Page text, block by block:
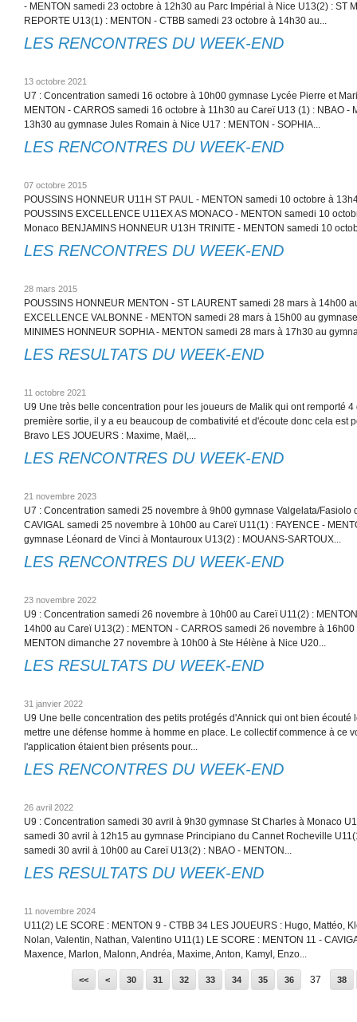
- MENTON samedi 23 octobre à 12h30 au Parc Impérial à Nice U13(2) : ST
REPORTE U13(1) : MENTON - CTBB samedi 23 octobre à 14h30 au...
LES RENCONTRES DU WEEK-END
13 octobre 2021
U7 : Concentration samedi 16 octobre à 10h00 gymnase Lycée Pierre et
MENTON - CARROS samedi 16 octobre à 11h30 au Careï U13 (1) : NBAO -
13h30 au gymnase Jules Romain à Nice U17 : MENTON - SOPHIA...
LES RENCONTRES DU WEEK-END
07 octobre 2015
POUSSINS HONNEUR U11H ST PAUL - MENTON samedi 10 octobre à
POUSSINS EXCELLENCE U11EX AS MONACO - MENTON samedi 10
Monaco BENJAMINS HONNEUR U13H TRINITE - MENTON samedi 10
LES RENCONTRES DU WEEK-END
28 mars 2015
POUSSINS HONNEUR MENTON - ST LAURENT samedi 28 mars à 14h00
EXCELLENCE VALBONNE - MENTON samedi 28 mars à 15h00 au
MINIMES HONNEUR SOPHIA - MENTON samedi 28 mars à 17h30 au
LES RESULTATS DU WEEK-END
11 octobre 2021
U9 Une très belle concentration pour les joueurs de Malik qui ont remporté
première sortie, il y a eu beaucoup de combativité et d'écoute donc cela est
Bravo LES JOUEURS : Maxime, Maël,...
LES RENCONTRES DU WEEK-END
21 novembre 2023
U7 : Concentration samedi 25 novembre à 9h00 gymnase Valgelata/Fasiolo
CAVIGAL samedi 25 novembre à 10h00 au Careï U11(1) : FAYENCE -
gymnase Léonard de Vinci à Montauroux U13(2) : MOUANS-SARTOUX...
LES RENCONTRES DU WEEK-END
23 novembre 2022
U9 : Concentration samedi 26 novembre à 10h00 au Careï U11(2) :
14h00 au Careï U13(2) : MENTON - CARROS samedi 26 novembre à
MENTON dimanche 27 novembre à 10h00 à Ste Hélène à Nice U20...
LES RESULTATS DU WEEK-END
31 janvier 2022
U9 Une belle concentration des petits protégés d'Annick qui ont bien écouté
mettre une défense homme à homme en place. Le collectif commence à ce
l'application étaient bien présents pour...
LES RENCONTRES DU WEEK-END
26 avril 2022
U9 : Concentration samedi 30 avril à 9h30 gymnase St Charles à Monaco
samedi 30 avril à 12h15 au gymnase Principiano du Cannet Rocheville
samedi 30 avril à 10h00 au Careï U13(2) : NBAO - MENTON...
LES RESULTATS DU WEEK-END
11 novembre 2024
U11(2) LE SCORE : MENTON 9 - CTBB 34 LES JOUEURS : Hugo, Mattéo,
Nolan, Valentin, Nathan, Valentino U11(1) LE SCORE : MENTON 11 -
Maxence, Marlon, Malonn, Andréa, Maxime, Anton, Kamyl, Enzo...
<< < 10
20
30 31 32 33 34 35 36 37 38